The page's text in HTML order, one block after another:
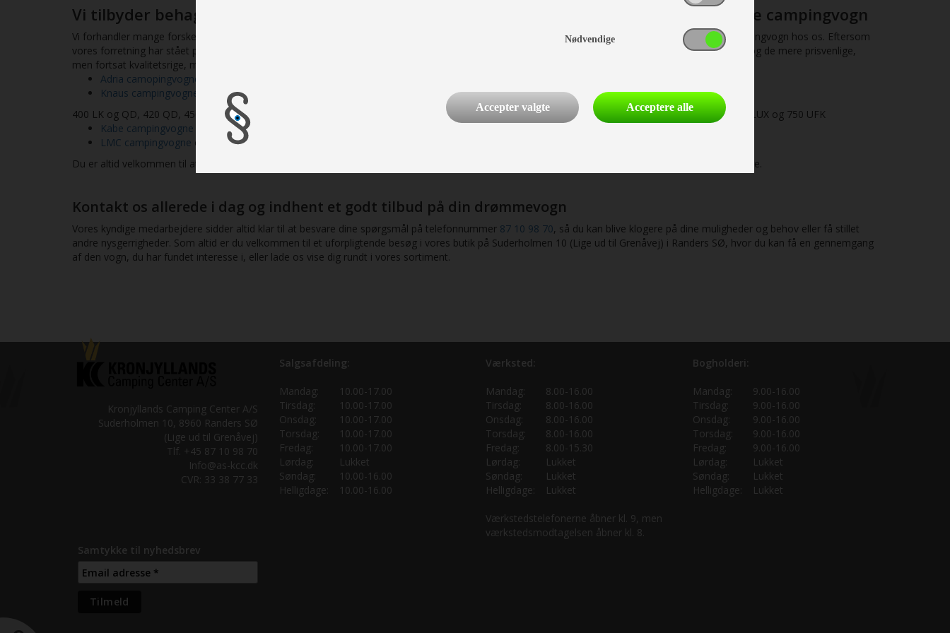
Vi tilbyder behagelig service og kyndig rådgivning, så du kan komme hjem med den rigtige campingvogn
Vi forhandler mange forskellige typer af campingvogne og modeller, så det er nemt for såvel enlige som større familier at finde deres optimale campingvogn hos os. Eftersom
vores forretning har stået på egne ben siden 2002 har vi opnået erfaring med flere af markedets førende mærker såvel som vogne i mellemklassen og de mere prisvenlige,
men fortsat kvalitetsrige, modeller. I vores nuværende 2021/2022-sortiment finder du:
Adria camopingvogne
Knaus campingvogne
og deres nyeste modeller Sport, Sport E-power Selection, Sudwind, Scandinavian Selection
400 LK og QD, 420 QD, 450 FU, 460 EU, 500 EU, UR, RU, QDK g PF, 540 UE og FDK, 550 FSK, 580 UF, QS, 590 UE og UK, 650 UDF, PEB, PXB, FSX, LUX og 750 UFK
Kabe campingvogne og deres nyeste serier, ESTATE, ÆDELSTEN, ROYAL, HACIENDA, IMPERIAL/HACIENDA, S
LMC campingvogne og deres nyeste modeller, SASSINO, VIVO, STYLE, MUSICA, STYLE LIFT, EXQUISITE VIP
Du er altid velkommen til at besøge vores butik i Randers, så du selv kan få syn for sagen og få en kyndig gennemgang af vores dygtige medarbejdere.
Kontakt os allerede i dag og indhent et godt tilbud på din drømmevogn
Vores kyndige medarbejdere sidder altid klar til at besvare dine spørgsmål på telefonnummer 87 10 98 70, så du kan blive klogere på dine muligheder og behov eller få stillet
andre nysgerrigheder. Som altid er du velkommen til et uforpligtende besøg i vores butik på Suderholmen 10 (Lige ud til Grenåvej) i Randers SØ, hvor du kan få en gennemgang
af den vogn, du har fundet interesse i, eller lade os vise dig rundt i vores sortiment.
Kronjyllands Camping Center A/S
Suderholmen 10, 8960 Randers SØ
(Lige ud til Grenåvej)
Tlf. +45 87 10 98 70
Info@as-kcc.dk
CVR: 33 38 77 33
Samtykke til nyhedsbrev
Salgsafdeling:
Mandag:
10.00-17.00
Tirsdag:
10.00-17.00
Onsdag:
10.00-17.00
Torsdag:
10.00-17.00
Fredag:
10.00-17.00
Lørdag:
Lukket
Søndag:
10.00-16.00
Helligdage:
10.00-16.00
Værksted:
Mandag:
8.00-16.00
Tirsdag:
8.00-16.00
Onsdag:
8.00-16.00
Torsdag:
8.00-16.00
Fredag:
8.00-15.30
Lørdag:
Lukket
Søndag:
Lukket
Helligdage:
Lukket
Værkstedstelefonerne åbner kl. 9, men
værkstedsmodtagelsen åbner kl. 8.
Bogholderi:
Mandag:
9.00-16.00
Tirsdag:
9.00-16.00
Onsdag:
9.00-16.00
Torsdag:
9.00-16.00
Fredag:
9.00-16.00
Lørdag:
Lukket
Søndag:
Lukket
Helligdage:
Lukket
Nødvendige
Accepter valgte Acceptere alle